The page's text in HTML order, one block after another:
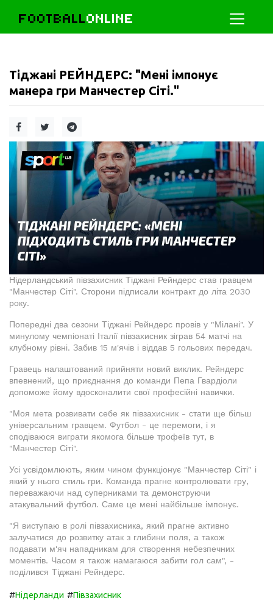
FOOTBALLONLINE
Тіджані РЕЙНДЕРС: "Мені імпонує
манера гри Манчестер Сіті."
Нідерландський півзахисник Тіджані Рейндерс став гравцем
"Манчестер Сіті". Сторони підписали контракт до літа 2030
року.
Попередні два сезони Тіджані Рейндерс провів у "Мілані". У
минулому чемпіонаті Італії півзахисник зіграв 54 матчі на
клубному рівні. Забив 15 м'ячів і віддав 5 гольових передач.
Гравець налаштований прийняти новий виклик. Рейндерс
впевнений, що приєднання до команди Пепа Гвардіоли
допоможе йому вдосконалити свої професійні навички.
"Моя мета розвивати себе як півзахисник - стати ще більш
універсальним гравцем. Футбол - це перемоги, і я
сподіваюся виграти якомога більше трофеїв тут, в
"Манчестер Сіті".
Усі усвідомлюють, яким чином функціонує "Манчестер Сіті" і
який у нього стиль гри. Команда прагне контролювати гру,
переважаючи над суперниками та демонструючи
атакувальний футбол. Саме це мені найбільше імпонує.
"Я виступаю в ролі півзахисника, який прагне активно
залучатися до розвитку атак з глибини поля, а також
подавати м'яч нападникам для створення небезпечних
моментів. Часом я також намагаюся забити гол сам", -
поділився Тіджані Рейндерс.
#Нідерланди #Півзахисник